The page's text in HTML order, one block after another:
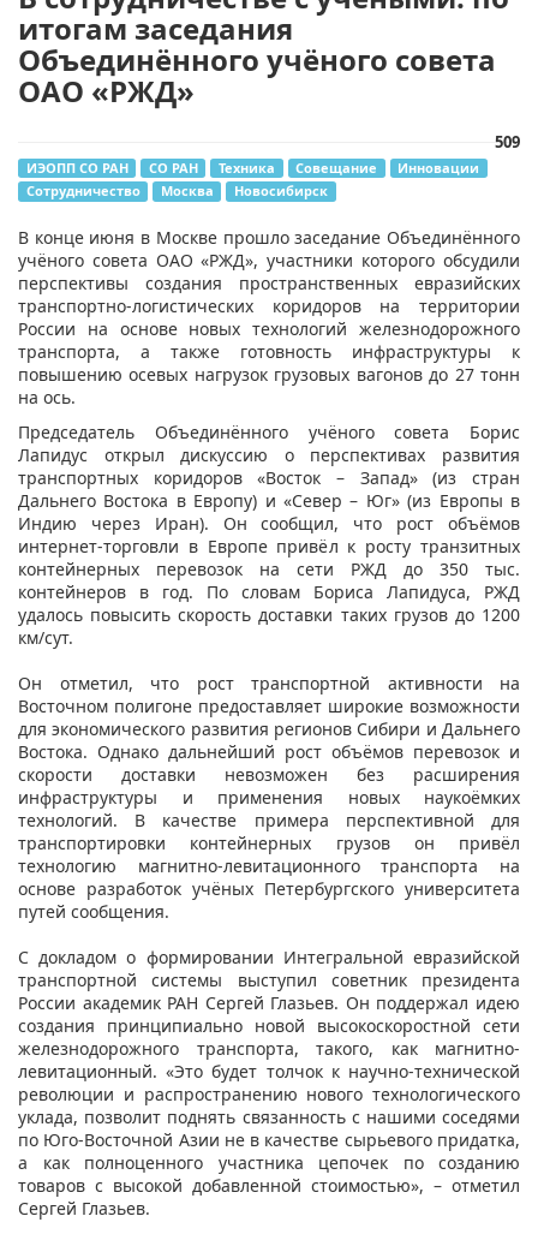
итогам заседания
Объединённого учёного совета
ОАО «РЖД»
509
ИЭОПП СО РАН СО РАН Техника Совещание
Инновации
Сотрудничество
Москва Новосибирск
В конце июня в Москве прошло заседание Объединённого
учёного совета ОАО «РЖД», участники которого обсудили
перспективы создания пространственных евразийских
транспортно-логистических коридоров на территории
России на основе новых технологий железнодорожного
транспорта, а также готовность инфраструктуры к
повышению осевых нагрузок грузовых вагонов до 27 тонн
на ось.
Председатель Объединённого учёного совета Борис
Лапидус открыл дискуссию о перспективах развития
транспортных коридоров «Восток – Запад» (из стран
Дальнего Востока в Европу) и «Север – Юг» (из Европы в
Индию через Иран). Он сообщил, что рост объёмов
интернет-торговли в Европе привёл к росту транзитных
контейнерных перевозок на сети РЖД до 350 тыс.
контейнеров в год. По словам Бориса Лапидуса, РЖД
удалось повысить скорость доставки таких грузов до 1200
км/сут.
Он отметил, что рост транспортной активности на
Восточном полигоне предоставляет широкие возможности
для экономического развития регионов Сибири и Дальнего
Востока. Однако дальнейший рост объёмов перевозок и
скорости доставки невозможен без расширения
инфраструктуры и применения новых наукоёмких
технологий. В качестве примера перспективной для
транспортировки контейнерных грузов он привёл
технологию магнитно-левитационного транспорта на
основе разработок учёных Петербургского университета
путей сообщения.
С докладом о формировании Интегральной евразийской
транспортной системы выступил советник президента
России академик РАН Сергей Глазьев. Он поддержал идею
создания принципиально новой высокоскоростной сети
железнодорожного транспорта, такого, как магнитно-
левитационный. «Это будет толчок к научно-технической
революции и распространению нового технологического
уклада, позволит поднять связанность с нашими соседями
по Юго-Восточной Азии не в качестве сырьевого придатка,
а как полноценного участника цепочек по созданию
товаров с высокой добавленной стоимостью», – отметил
Сергей Глазьев.